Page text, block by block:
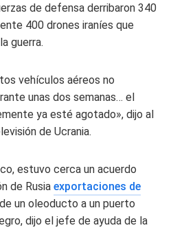
de defensa derribaron 340
400 drones iraníes que
guerra.
vehículos aéreos no
unas dos semanas… el
ya esté agotado», dijo al
de Ucrania.
estuvo cerca un acuerdo
de Rusia exportaciones de
un oleoducto a un puerto
dijo el jefe de ayuda de la